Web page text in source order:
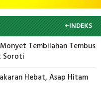
+INDEKS
Tembilahan Tembus
Soroti
Hebat, Asap Hitam